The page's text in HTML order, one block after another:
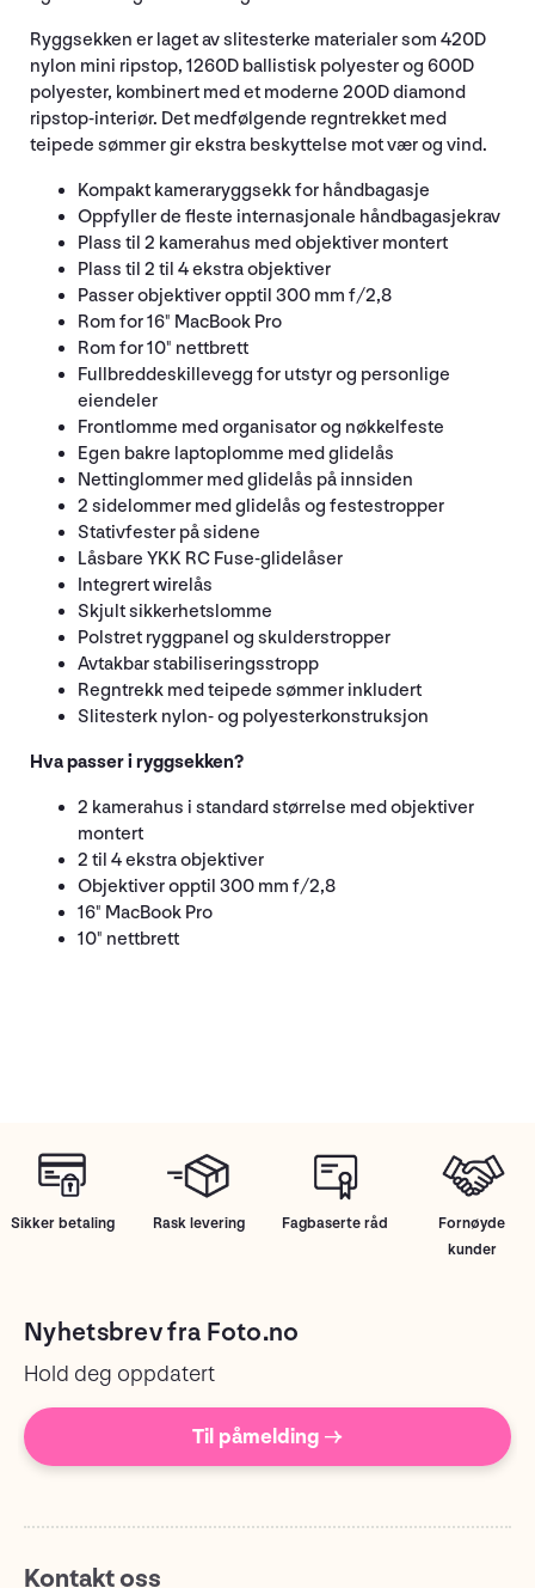
Ryggsekken er laget av slitesterke materialer som 420D
nylon mini ripstop, 1260D ballistisk polyester og 600D
polyester, kombinert med et moderne 200D diamond
ripstop-interiør. Det medfølgende regntrekket med
teipede sømmer gir ekstra beskyttelse mot vær og vind.
Kompakt kameraryggsekk for håndbagasje
Oppfyller de fleste internasjonale håndbagasjekrav
Plass til 2 kamerahus med objektiver montert
Plass til 2 til 4 ekstra objektiver
Passer objektiver opptil 300 mm f/2,8
Rom for 16" MacBook Pro
Rom for 10" nettbrett
Fullbreddeskillevegg for utstyr og personlige
eiendeler
Frontlomme med organisator og nøkkelfeste
Egen bakre laptoplomme med glidelås
Nettinglommer med glidelås på innsiden
2 sidelommer med glidelås og festestropper
Stativfester på sidene
Låsbare YKK RC Fuse-glidelåser
Integrert wirelås
Skjult sikkerhetslomme
Polstret ryggpanel og skulderstropper
Avtakbar stabiliseringsstropp
Regntrekk med teipede sømmer inkludert
Slitesterk nylon- og polyesterkonstruksjon
Hva passer i ryggsekken?
2 kamerahus i standard størrelse med objektiver
montert
2 til 4 ekstra objektiver
Objektiver opptil 300 mm f/2,8
16" MacBook Pro
10" nettbrett
Sikker betaling Rask levering Fagbaserte råd
Fornøyde
kunder
Nyhetsbrev fra Foto.no
Hold deg oppdatert
Til påmelding →
Kontakt oss